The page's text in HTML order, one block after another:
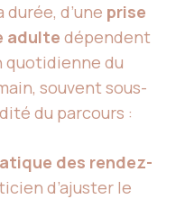
d’une prise
adulte dépendent
quotidienne du
souvent sous-
du parcours :
des rendez-
d’ajuster le